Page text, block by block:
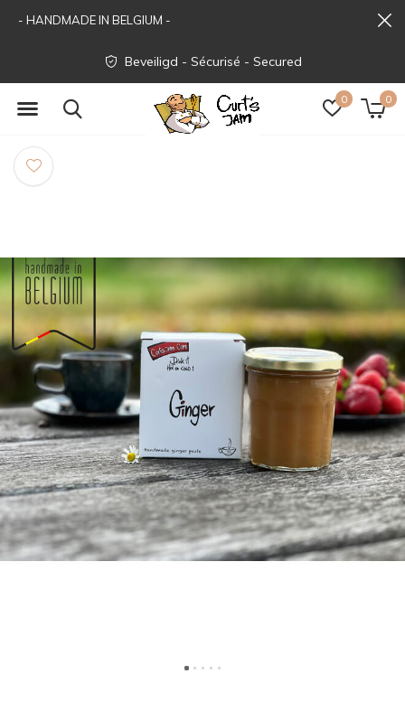
0 0
Beveiligd - Sécurisé - Secured
- HANDMADE IN BELGIUM -